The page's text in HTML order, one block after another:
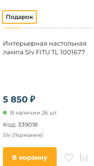
5 850 ₽
Интерьерная настольная
лампа Slv FITU TL 1001677
В наличии 26 шт.
Код: 339018
Slv (Германия)
В корзину